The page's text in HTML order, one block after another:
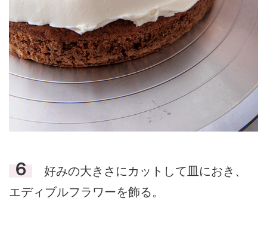
６
好みの大きさにカットして皿におき、
エディブルフラワーを飾る。